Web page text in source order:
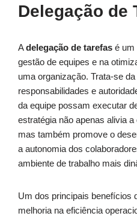
Delegação de
Adelegação de tarefas é um
gestão de equipes e na
uma organização. Trata-se
responsabilidades e
da equipe possam executar
estratégia não apenas alivia
mas também promove o
a autonomia dos
ambiente de trabalho mais
Um dos principais benefícios
melhoria na eficiência